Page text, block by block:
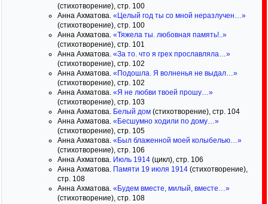
(стихотворение), стр. 100
Анна Ахматова. «Целый год ты со мной неразлучен…»
(стихотворение), стр. 100
Анна Ахматова. «Тяжела ты. любовная память!..»
(стихотворение), стр. 101
Анна Ахматова. «За то. что я грех прославляла…»
(стихотворение), стр. 102
Анна Ахматова. «Подошла. Я волненья не выдал…»
(стихотворение), стр. 102
Анна Ахматова. «Я не любви твоей прошу…»
(стихотворение), стр. 103
Анна Ахматова. Белый дом (стихотворение), стр. 104
Анна Ахматова. «Бесшумно ходили по дому…»
(стихотворение), стр. 105
Анна Ахматова. «Был блаженной моей колыбелью…»
(стихотворение), стр. 106
Анна Ахматова. Июль 1914 (цикл), стр. 106
Анна Ахматова. Памяти 19 июля 1914 (стихотворение),
стр. 108
Анна Ахматова. «Будем вместе, милый, вместе…»
(стихотворение), стр. 108